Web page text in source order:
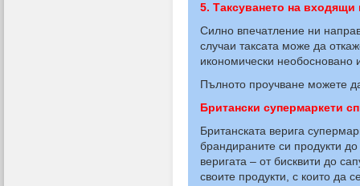
5. Таксуването на
Силно впечатление ни
случаи таксата може да
икономически необосновано
Пълното проучване можете
Британски супермаркети
Британската верига
брандираните си продукти
веригата – от бисквити до
своите продукти, с които да